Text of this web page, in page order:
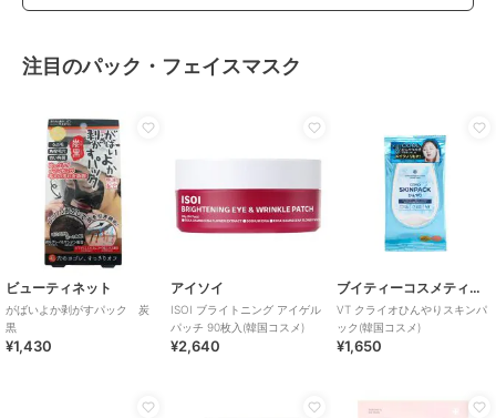
注目のパック・フェイスマスク
ビューティネット
がばいよか剥がすパック 炭
黒
¥1,430
アイソイ
ISOI ブライトニング アイゲル
パッチ 90枚入(韓国コスメ)
¥2,640
ブイティーコスメティクス
VT クライオひんやりスキンパ
ック(韓国コスメ)
¥1,650